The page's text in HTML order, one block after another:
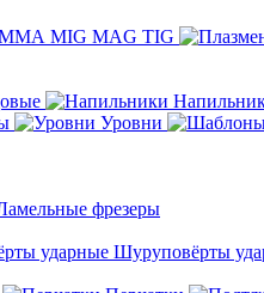
ММА MIG MAG TIG
Уровни
фрезеры
Шуруповёрты